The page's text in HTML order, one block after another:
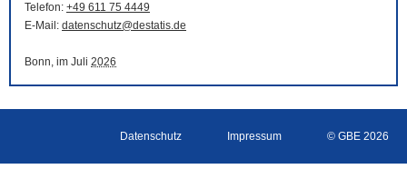
Telefon: +49 611 75 4449
E-Mail : datenschutz@destatis.de
Bonn, im Juli 2026
Datenschutz Impressum © GBE 2026